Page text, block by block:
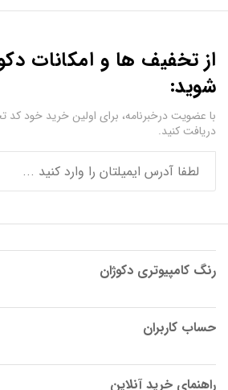
از تخفیف ها و امکانات
شوید:
دریافت کنید.
رنگ کامپیوتری دکوژان
حساب کاربران
راهنمای خرید آنلاین